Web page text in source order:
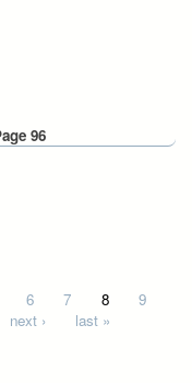
96
6 7 8
9
next › last »